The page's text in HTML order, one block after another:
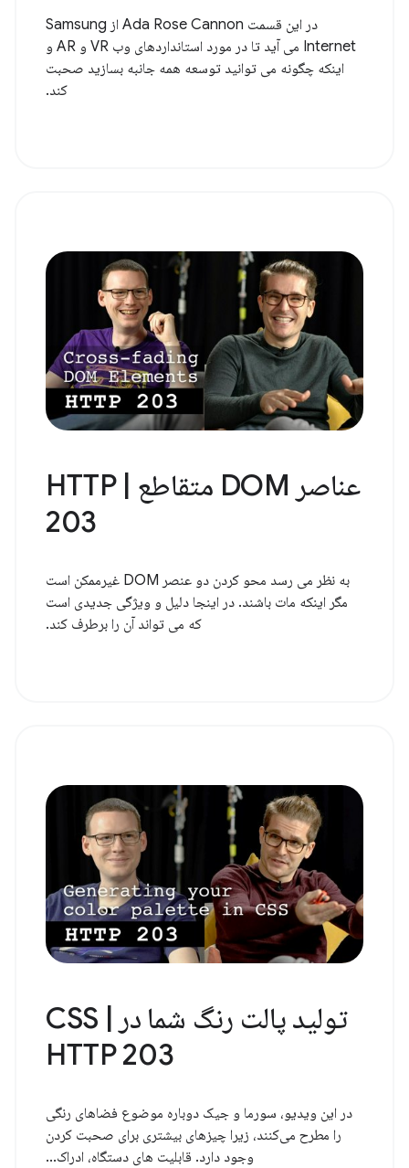
در این قسمت Ada Rose Cannon از Samsung
Internet می آید تا در مورد استانداردهای وب VR و AR و
اینکه چگونه می توانید توسعه همه جانبه بسازید صحبت
کند.
عناصر DOM متقاطع | HTTP
203
به نظر می رسد محو کردن دو عنصر DOM غیرممکن است
مگر اینکه مات باشند. در اینجا دلیل و ویژگی جدیدی است
که می تواند آن را برطرف کند.
تولید پالت رنگ شما در CSS |
HTTP 203
در این ویدیو، سورما و جیک دوباره موضوع فضاهای رنگی
را مطرح می‌کنند، زیرا چیزهای بیشتری برای صحبت کردن
وجود دارد. قابلیت های دستگاه، ادراک...